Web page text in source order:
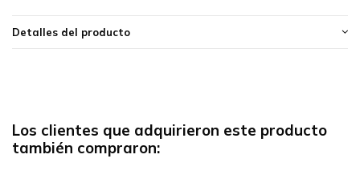
Detalles del producto
Los clientes que adquirieron este producto
también compraron: